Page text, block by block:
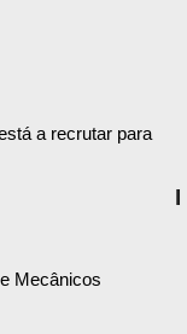
a recrutar para
Mecânicos
I